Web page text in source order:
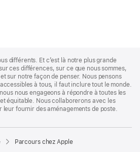
différents. Et c’est là notre plus grande
ces différences, sur ce que nous sommes,
sur notre façon de penser. Nous pensons
à tous, il faut inclure tout le monde.
nous engageons à répondre à toutes les
équitable. Nous collaborerons avec les
fournir des aménagements de poste.
Parcours chez Apple